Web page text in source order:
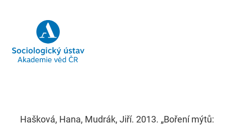
Hašková, Hana, Mudrák, Jiří. 2013. „Boření mýtů: